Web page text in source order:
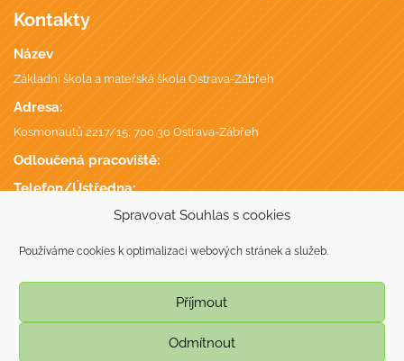
Spravovat Souhlas s cookies
Používáme cookies k optimalizaci webových stránek a služeb.
Příjmout
Odmítnout
Kontakty
Název
Základní škola a mateřská škola Ostrava-Zábřeh
Adresa:
Kosmonautů 2217/15, 700 30 Ostrava-Zábřeh
Odloučená pracoviště:
Telefon/Ústředna:
70944687, CZ70944687,